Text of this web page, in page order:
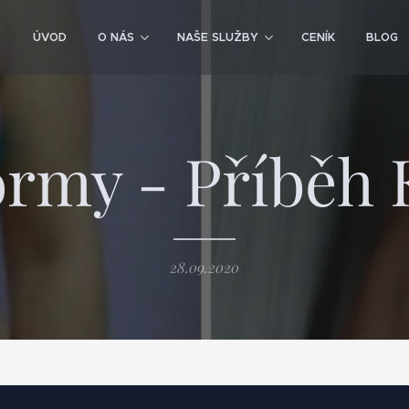
ÚVOD O NÁS NAŠE SLUŽBY CENÍK BLOG
- Příběh
28.09.2020